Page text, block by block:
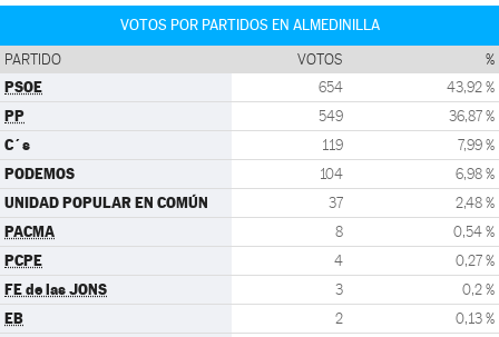
VOTOS POR PARTIDOS EN ALMEDINILLA
PARTIDO VOTOS %
PSOE 654 43,92 %
PP 549 36,87 %
C´s 119 7,99 %
PODEMOS 104 6,98 %
UNIDAD POPULAR EN COMÚN 37 2,48 %
PACMA 8 0,54 %
PCPE 4 0,27 %
FE de las JONS 3 0,2 %
EB 2 0,13 %